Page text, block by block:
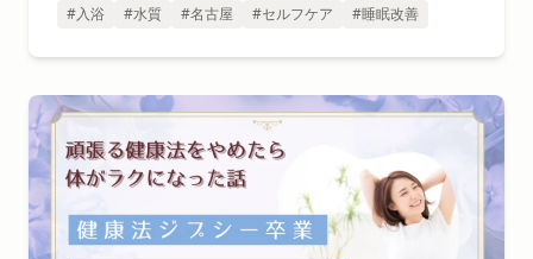
説します。
#入浴
#水質 #名古屋 #セルフケア #睡眠改善